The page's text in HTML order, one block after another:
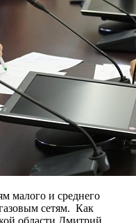
малого и среднего
сетям. Как
области Дмитрий